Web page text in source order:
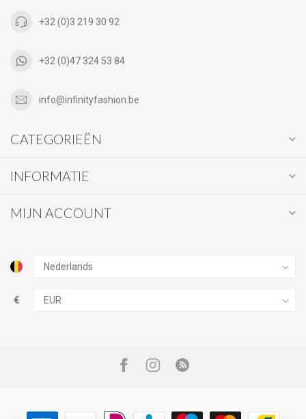
+32 (0)3 219 30 92
+32 (0)47 324 53 84
info@infinityfashion.be
CATEGORIEËN
INFORMATIE
MIJN ACCOUNT
€